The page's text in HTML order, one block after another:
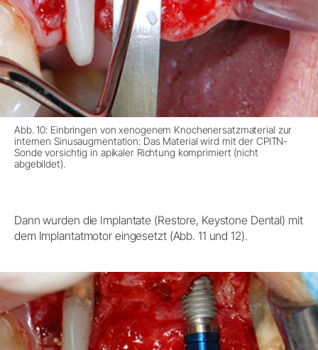
Abb. 10: Einbringen von xenogenem Knochenersatzmaterial zur
internen Sinusaugmentation: Das Material wird mit der CPITN-
Sonde vorsichtig in apikaler Richtung komprimiert (nicht
abgebildet).
Dann wurden die Implantate (Restore, Keystone Dental) mit
dem Implantatmotor eingesetzt (Abb. 11 und 12).